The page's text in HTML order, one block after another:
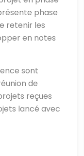
phase
retenir les
en notes
sont
de
reçues
lancé avec